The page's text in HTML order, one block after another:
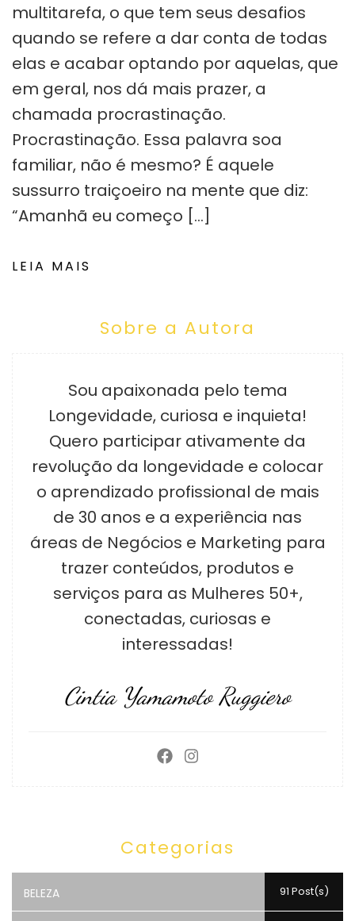
multitarefa, o que tem seus desafios
quando se refere a dar conta de todas
elas e acabar optando por aquelas, que
em geral, nos dá mais prazer, a
chamada procrastinação.
Procrastinação. Essa palavra soa
familiar, não é mesmo? É aquele
sussurro traiçoeiro na mente que diz:
“Amanhã eu começo […]
LEIA MAIS
Sobre a Autora
Sou apaixonada pelo tema
Longevidade, curiosa e inquieta!
Quero participar ativamente da
revolução da longevidade e colocar
o aprendizado profissional de mais
de 30 anos e a experiência nas
áreas de Negócios e Marketing para
trazer conteúdos, produtos e
serviços para as Mulheres 50+,
conectadas, curiosas e
interessadas!
Cintia Yamamoto Ruggiero
Categorias
BELEZA 91 Post(s)